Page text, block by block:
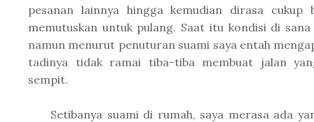
pesanan lainnya hingga kemudian dirasa cukup
memutuskan untuk pulang. Saat itu kondisi di
namun menurut penuturan suami saya entah
tadinya tidak ramai tiba-tiba membuat jalan
sempit.
Setibanya suami di rumah, saya merasa ada